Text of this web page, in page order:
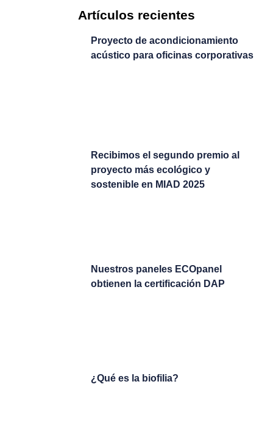
Artículos recientes
Proyecto de acondicionamiento
acústico para oficinas corporativas
Recibimos el segundo premio al
proyecto más ecológico y
sostenible en MIAD 2025
Nuestros paneles ECOpanel
obtienen la certificación DAP
¿Qué es la biofilia?